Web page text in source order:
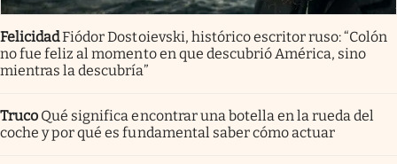
FelicidadFiódor Dostoievski, histórico escritor ruso: “Colón
no fue feliz al momento en que descubrió América, sino
mientras la descubría”
Truco Qué significa encontrar una botella en la rueda del
coche y por qué es fundamental saber cómo actuar